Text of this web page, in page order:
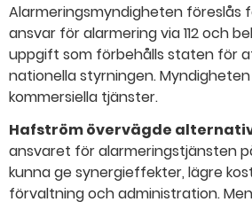
Alarmeringsmyndigheten föreslås
ansvar för alarmering via 112 och
uppgift som förbehålls staten för
nationella styrningen.
kommersiella tjänster.
Hafström övervägde
ansvaret för alarmeringstjänsten
kunna ge synergieffekter, lägre
förvaltning och administration.